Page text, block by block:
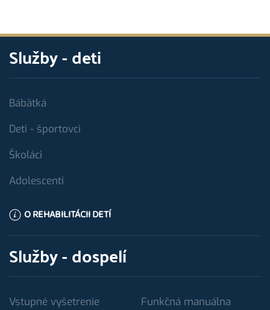
Služby - deti
Bábätká
Deti - športovci
Školáci
Adolescenti
O REHABILITÁCII DETÍ
Služby - dospelí
Vstupné vyšetrenie
Funkčná manuálna